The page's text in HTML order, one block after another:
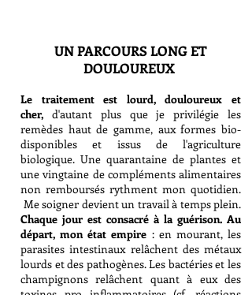
UN PARCOURS LONG ET
DOULOUREUX
Le traitement est lourd, douloureux et
cher, d'autant plus que je privilégie les
remèdes haut de gamme, aux formes bio-
disponibles et issus de l'agriculture
biologique. Une quarantaine de plantes et
une vingtaine de compléments alimentaires
non remboursés rythment mon quotidien.
Me soigner devient un travail à temps plein.
Chaque jour est consacré à la guérison. Au
départ, mon état empire : en mourant, les
parasites intestinaux relâchent des métaux
lourds et des pathogènes. Les bactéries et les
champignons relâchent quant à eux des